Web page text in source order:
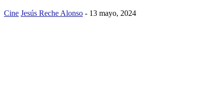
Cine Jesús Reche Alonso - 13 mayo, 2024